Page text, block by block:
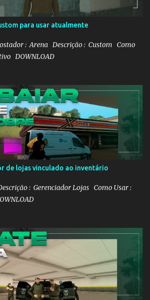
para usar atualmente
: Arena Descrição : Custom Como
DOWNLOAD
de lojas vinculado ao inventário
: Gerenciador Lojas Como Usar :